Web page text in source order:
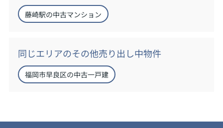
藤崎駅の中古マンション
同じエリアのその他売り出し中物件
福岡市早良区の中古一戸建